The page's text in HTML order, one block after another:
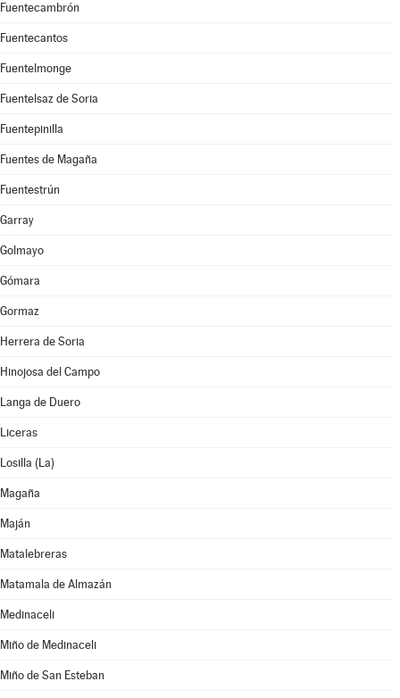
Fuentecambrón
Fuentecantos
Fuentelmonge
Fuentelsaz de Soria
Fuentepinilla
Fuentes de Magaña
Fuentestrún
Garray
Golmayo
Gómara
Gormaz
Herrera de Soria
Hinojosa del Campo
Langa de Duero
Liceras
Losilla (La)
Magaña
Maján
Matalebreras
Matamala de Almazán
Medinaceli
Miño de Medinaceli
Miño de San Esteban